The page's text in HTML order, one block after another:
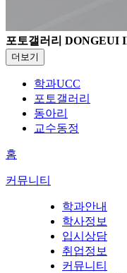
포토갤러리 DONGEUI
더보기
학과UCC
포토갤러리
동아리
교수동정
홈
커뮤니티
학과안내
학사정보
입시상담
취업정보
커뮤니티